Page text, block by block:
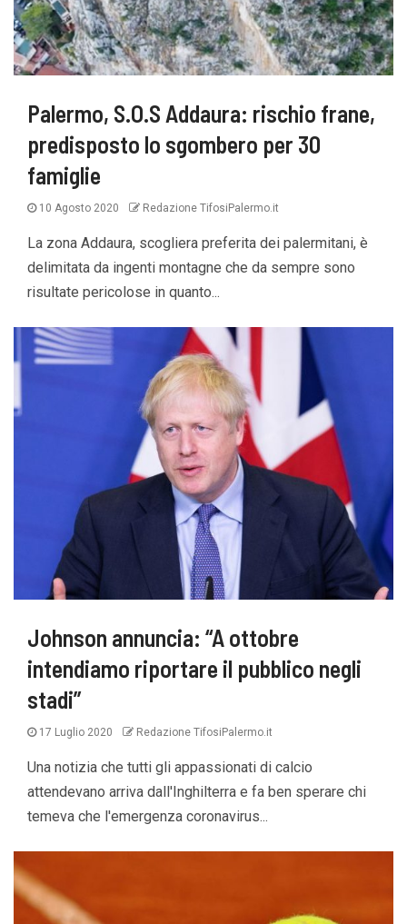
Palermo, S.O.S Addaura: rischio frane,
predisposto lo sgombero per 30
famiglie
10 Agosto 2020 Redazione TifosiPalermo.it
La zona Addaura, scogliera preferita dei palermitani, è
delimitata da ingenti montagne che da sempre sono
risultate pericolose in quanto...
Johnson annuncia: “A ottobre
intendiamo riportare il pubblico negli
stadi”
17 Luglio 2020 Redazione TifosiPalermo.it
Una notizia che tutti gli appassionati di calcio
attendevano arriva dall'Inghilterra e fa ben sperare chi
temeva che l'emergenza coronavirus...